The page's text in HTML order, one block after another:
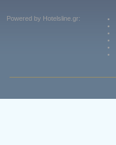
Powered by Hotelsline.gr: